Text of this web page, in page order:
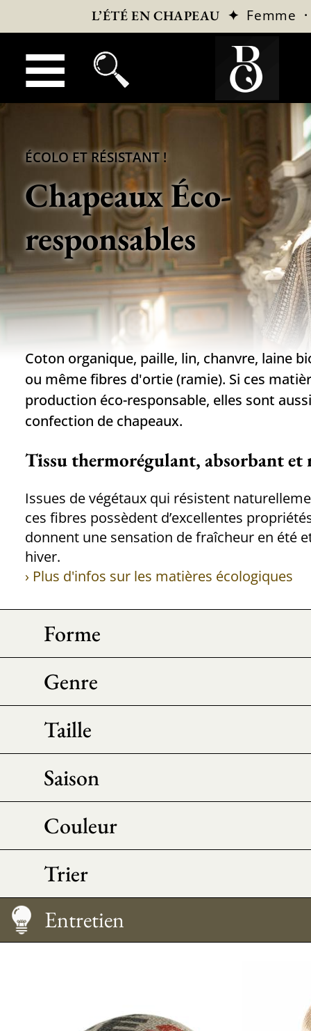
L’ÉTÉ EN CHAPEAU ✦ Femme
ÉCOLO ET RÉSISTANT !
Chapeaux Éco-
responsables
Coton organique, paille, lin, chanvre, laine
ou même fibres d'ortie (ramie). Si ces
production éco-responsable, elles sont
confection de chapeaux.
Tissu thermorégulant, absorbant et
Issues de végétaux qui résistent
ces fibres possèdent d’excellentes
donnent une sensation de fraîcheur en été
hiver.
› Plus d'infos sur les matières écologiques
Forme
Genre
Taille
Saison
Couleur
Trier
Guide des tailles
Entretien